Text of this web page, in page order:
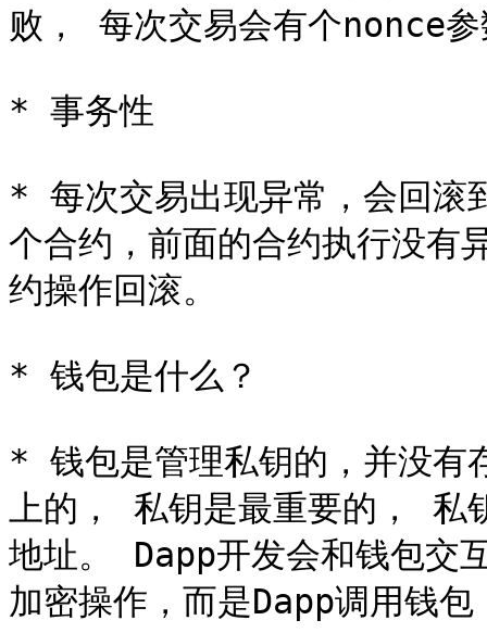
败， 每次交易会有个nonce
* 事务性
* 每次交易出现异常，会回滚
个合约，前面的合约执行没有
约操作回滚。
* 钱包是什么？
* 钱包是管理私钥的，并没有
上的， 私钥是最重要的， 私
地址。 Dapp开发会和钱包交
加密操作，而是Dapp调用钱